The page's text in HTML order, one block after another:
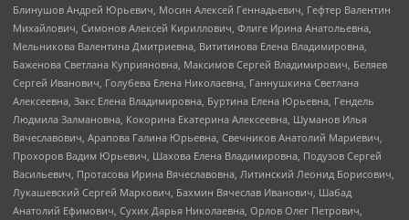
Блинушов Андрей Юрьевич, Мосин Алексей Геннадьевич, Гефтер Валентин
Михайлович, Симонов Алексей Кириллович, Флиге Ирина Анатольевна,
Мельникова Валентина Дмитриевна, Вититинова Елена Владимировна,
Баженова Светлана Куприяновна, Максимов Сергей Владимирович, Беляев
Сергей Иванович, Голубева Елена Николаевна, Ганнушкина Светлана
Алексеевна, Закс Елена Владимировна, Буртина Елена Юрьевна, Гендель
Людмила Залмановна, Кокорина Екатерина Алексеевна, Шуманов Илья
Вячеславович, Арапова Галина Юрьевна, Свечников Анатолий Мариевич,
Прохоров Вадим Юрьевич, Шахова Елена Владимировна, Подузов Сергей
Васильевич, Протасова Ирина Вячеславовна, Литинский Леонид Борисович,
Лукашевский Сергей Маркович, Бахмин Вячеслав Иванович, Шабад
Анатолий Ефимович, Сухих Дарья Николаевна, Орлов Олег Петрович,